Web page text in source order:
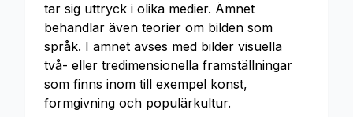
tar sig uttryck i olika medier. Ämnet
behandlar även teorier om bilden som
språk. I ämnet avses med bilder visuella
två- eller tredimensionella framställningar
som finns inom till exempel konst,
formgivning och populärkultur.